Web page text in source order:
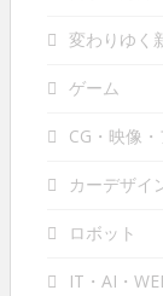
変わりゆく
ゲーム
CG・映像
カーデザイ
ロボット
IT・AI・